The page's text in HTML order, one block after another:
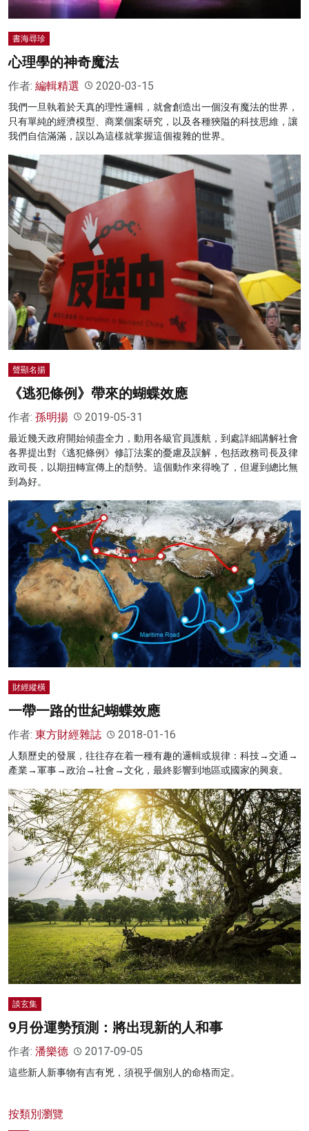
書海尋珍
心理學的神奇魔法
作者: 編輯精選 2020-03-15
我們一旦執着於天真的理性邏輯，就會創造出一個沒有魔法的世界，
只有單純的經濟模型、商業個案研究，以及各種狹隘的科技思維，讓
我們自信滿滿，誤以為這樣就掌握這個複雜的世界。
聲顯名揚
《逃犯條例》帶來的蝴蝶效應
作者: 孫明揚 2019-05-31
最近幾天政府開始傾盡全力，動用各級官員護航，到處詳細講解社會
各界提出對《逃犯條例》修訂法案的憂慮及誤解，包括政務司長及律
政司長，以期扭轉宣傳上的頹勢。這個動作來得晚了，但遲到總比無
到為好。
財經縱橫
一帶一路的世紀蝴蝶效應
作者: 東方財經雜誌 2018-01-16
人類歷史的發展，往往存在着一種有趣的邏輯或規律：科技→交通→
產業→軍事→政治→社會→文化，最終影響到地區或國家的興衰。
談玄集
9月份運勢預測：將出現新的人和事
作者: 潘樂德 2017-09-05
這些新人新事物有吉有兇，須視乎個別人的命格而定。
按類別瀏覽